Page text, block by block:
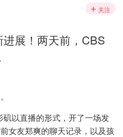
关注
展！两天前，CBS
以直播的形式，开了一场发
女友郑爽的聊天记录，以及孩